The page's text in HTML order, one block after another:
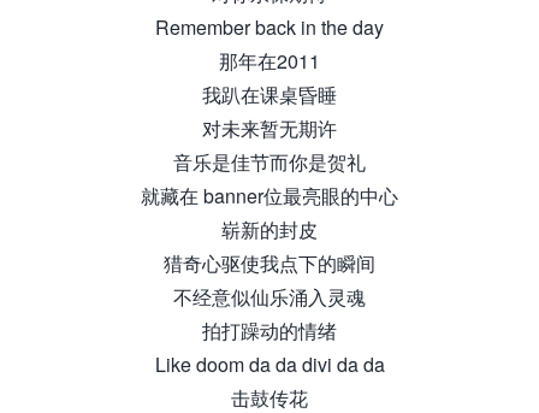
Remember back in the day
那年在2011
我趴在课桌昏睡
对未来暂无期许
音乐是佳节而你是贺礼
就藏在 banner位最亮眼的中心
崭新的封皮
猎奇心驱使我点下的瞬间
不经意似仙乐涌入灵魂
拍打躁动的情绪
Like doom da da divi da da
击鼓传花